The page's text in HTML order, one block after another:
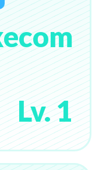
Lv. 1